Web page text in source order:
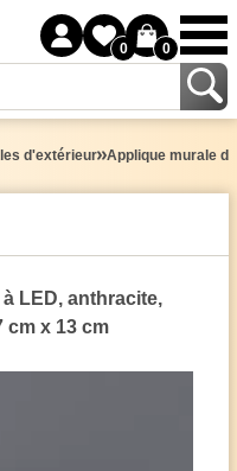
0 0
d'extérieur Applique murale
LED, anthracite,
cm x 13 cm